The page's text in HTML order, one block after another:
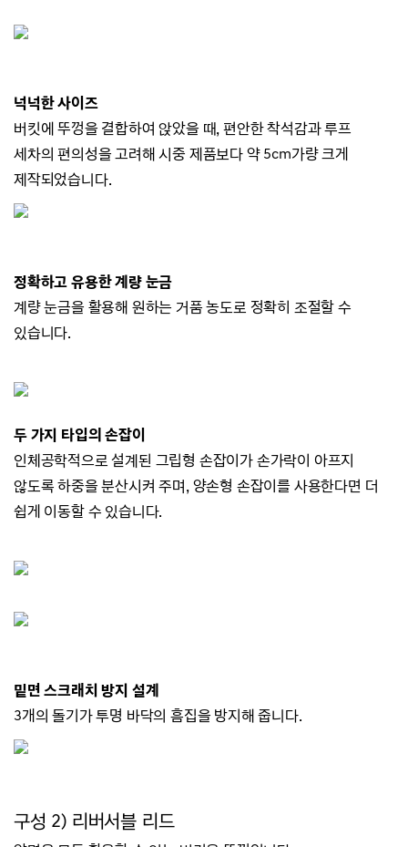
넉넉한 사이즈
버킷에 뚜껑을 결합하여 앉았을 때, 편안한 착석감과 루프
세차의 편의성을 고려해 시중 제품보다 약 5cm가량 크게
제작되었습니다.
정확하고 유용한 계량 눈금
계량 눈금을 활용해 원하는 거품 농도로 정확히 조절할 수
있습니다.
두 가지 타입의 손잡이
인체공학적으로 설계된 그립형 손잡이가 손가락이 아프지
않도록 하중을 분산시켜 주며, 양손형 손잡이를 사용한다면 더
쉽게 이동할 수 있습니다.
밑면 스크래치 방지 설계
3개의 돌기가 투명 바닥의 흠집을 방지해 줍니다.
구성 2) 리버서블 리드